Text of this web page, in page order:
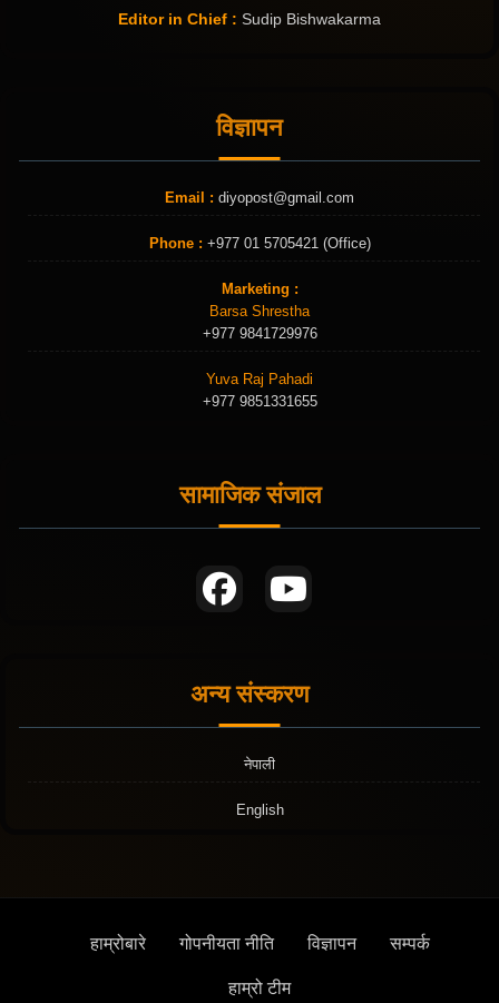
Editor in Chief : Sudip Bishwakarma
विज्ञापन
Email : diyopost@gmail.com
Phone : +977 01 5705421 (Office)
Marketing :
Barsa Shrestha
+977 9841729976
Yuva Raj Pahadi
+977 9851331655
सामाजिक संजाल
अन्य संस्करण
नेपाली
English
हाम्रोबारे गोपनीयता नीति विज्ञापन सम्पर्क
हाम्रो टीम